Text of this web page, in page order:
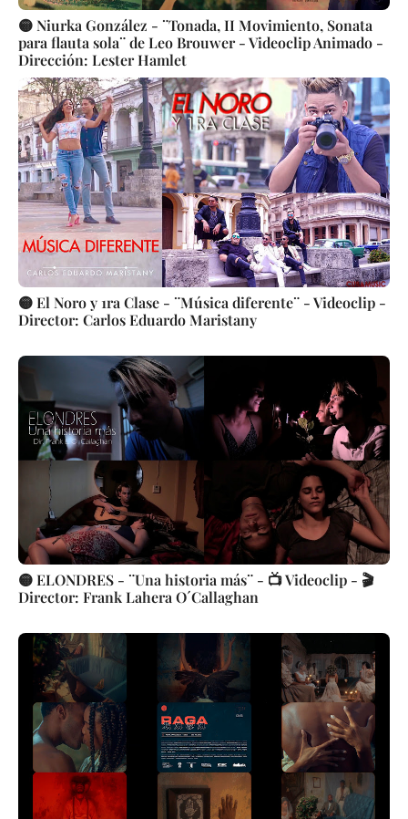
🟡 Niurka González - ¨Tonada, II Movimiento, Sonata
para flauta sola¨ de Leo Brouwer - Videoclip Animado -
Dirección: Lester Hamlet
🟡 El Noro y 1ra Clase - ¨Música diferente¨ - Videoclip -
Director: Carlos Eduardo Maristany
🟡 ELONDRES - ¨Una historia más¨ - 📺 Videoclip - 🎬
Director: Frank Lahera O´Callaghan